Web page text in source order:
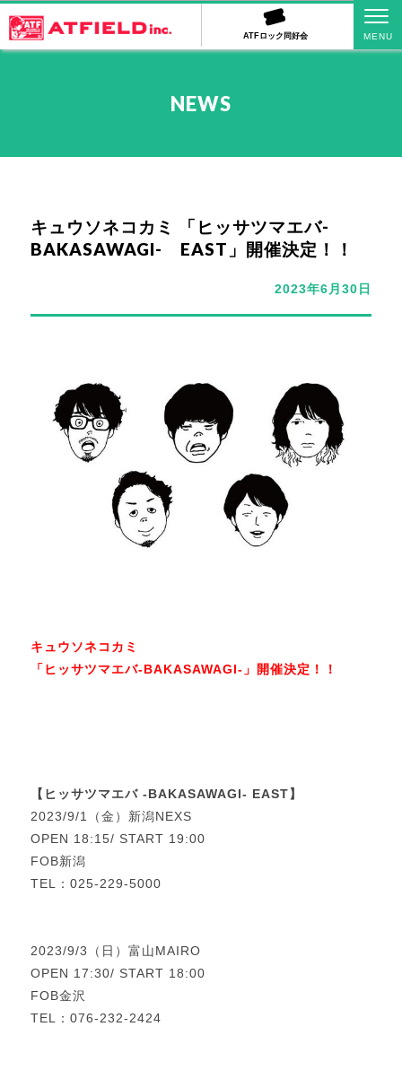
ATFロック同好会
NEWS
キュウソネコカミ 「ヒッサツマエバ-
BAKASAWAGI- EAST」開催決定！！
2023年6月30日
キュウソネコカミ
「ヒッサツマエバ-BAKASAWAGI-」開催決定！！
【ヒッサツマエバ -BAKASAWAGI- EAST】
2023/9/1（金）新潟NEXS
OPEN 18:15/ START 19:00
FOB新潟
TEL：025-229-5000
2023/9/3（日）富山MAIRO
OPEN 17:30/ START 18:00
FOB金沢
TEL：076-232-2424